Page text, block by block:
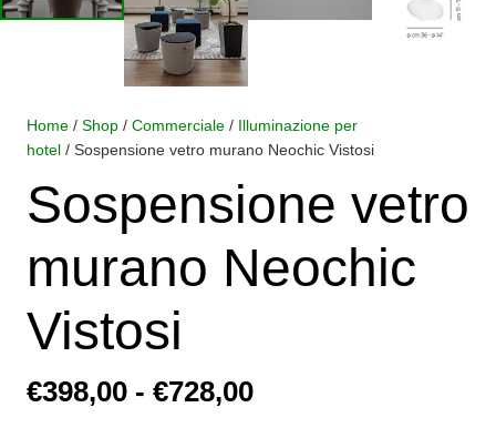
Home / Shop / Commerciale / Illuminazione per
hotel / Sospensione vetro murano Neochic Vistosi
Sospensione vetro
murano Neochic
Vistosi
€398,00 - €728,00Fascia